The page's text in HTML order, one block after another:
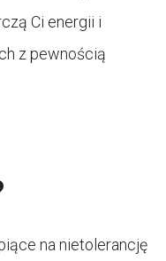
Ci energii i
z pewnością
na nietolerancję